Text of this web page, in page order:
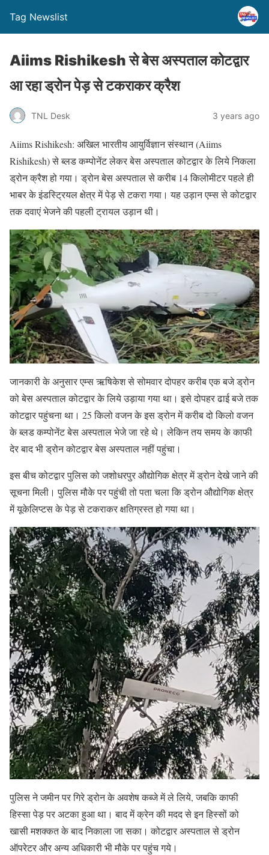
Tag Newslist
Aiims Rishikesh से बेस अस्पताल कोटद्वार
आ रहा ड्रोन पेड़ से टकराकर क्रैश
TNL Desk 3 years ago
Aiims Rishikesh: अखिल भारतीय आयुर्विज्ञान संस्थान (Aiims
Rishikesh) से ब्लड कम्पोनेंट लेकर बेस अस्पताल कोटद्वार के लिये निकला
ड्रोन क्रैश हो गया। ड्रोन बेस अस्पताल से करीब 14 किलोमीटर पहले ही
भाबर के इंडस्ट्रियल क्षेत्र में पेड़ से टकरा गया। यह उड़ान एम्स से कोटद्वार
तक दवाएं भेजने की पहली ट्रायल उड़ान थी।
जानकारी के अनुसार एम्स ऋषिकेश से सोमवार दोपहर करीब एक बजे ड्रोन
को बेस अस्पताल कोटद्वार के लिये उड़ाया गया था। इसे दोपहर ढाई बजे तक
कोटद्वार पहुंचना था। 25 किलो वजन के इस ड्रोन में करीब दो किलो वजन
के ब्लड कम्पोनेंट बेस अस्पताल भेजे जा रहे थे। लेकिन तय समय के काफी
देर बाद भी ड्रोन कोटद्वार बेस अस्पताल नहीं पहुंचा।
इस बीच कोटद्वार पुलिस को जशोधरपुर औद्योगिक क्षेत्र में ड्रोन देखे जाने की
सूचना मिली। पुलिस मौके पर पहुंची तो पता चला कि ड्रोन औद्योगिक क्षेत्र
में यूकेलिप्टस के पेड़ से टकराकर क्षतिग्रस्त हो गया था।
पुलिस ने जमीन पर गिरे ड्रोन के अवशेष कब्जे में ले लिये, जबकि काफी
हिस्सा पेड़ पर अटका हुआ था। बाद में क्रेन की मदद से इन हिस्सों को
खासी मशक्कत के बाद निकाला जा सका। कोटद्वार अस्पताल से ड्रोन
ऑपरेटर और अन्य अधिकारी भी मौके पर पहुंच गये।